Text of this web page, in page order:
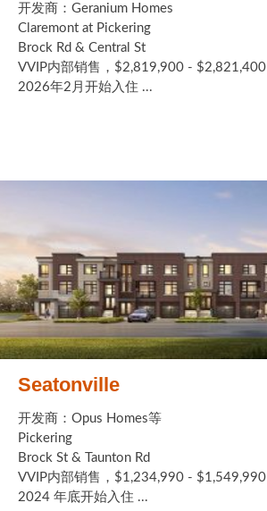
开发商：Geranium Homes
Claremont at Pickering
Brock Rd & Central St
VVIP内部销售，$2,819,900 - $2,821,400
2026年2月开始入住 ...
Seatonville
开发商：Opus Homes等
Pickering
Brock St & Taunton Rd
VVIP内部销售，$1,234,990 - $1,549,990
2024 年底开始入住 ...